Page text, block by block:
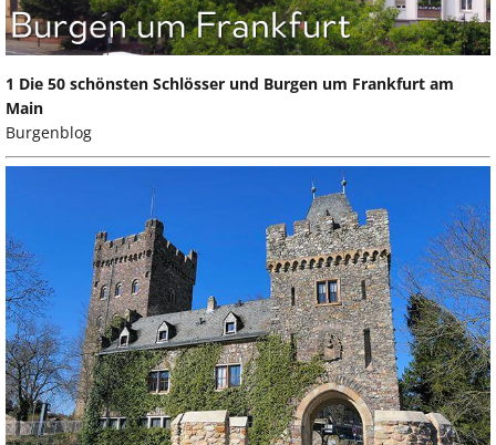
1 Die 50 schönsten Schlösser und Burgen um Frankfurt am
Main
Burgenblog